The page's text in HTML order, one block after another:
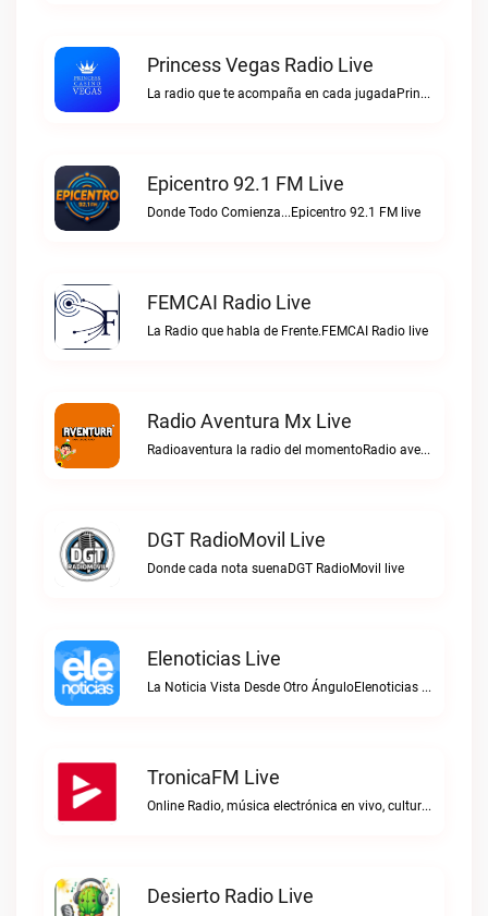
Princess Vegas Radio Live
La radio que te acompaña en cada jugadaPrincess Vegas Radio live
Epicentro 92.1 FM Live
Donde Todo Comienza...Epicentro 92.1 FM live
FEMCAI Radio Live
La Radio que habla de Frente.FEMCAI Radio live
Radio Aventura Mx Live
Radioaventura la radio del momentoRadio aventura mx live
DGT RadioMovil Live
Donde cada nota suenaDGT RadioMovil live
Elenoticias Live
La Noticia Vista Desde Otro ÁnguloElenoticias live
TronicaFM Live
Online Radio, música electrónica en vivo, cultura electrónica, Top 10 semanal, videos, descargasTronicaFM live
Desierto Radio Live